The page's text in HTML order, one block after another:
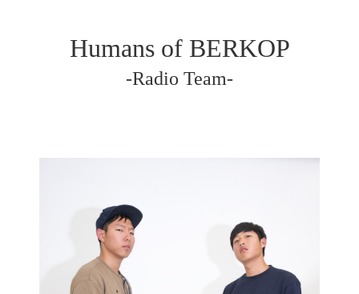
Humans of BERKOP
-Radio Team-